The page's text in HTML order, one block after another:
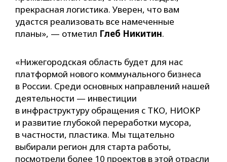
прекрасная логистика. Уверен, что вам
удастся реализовать все намеченные
планы», — отметил Глеб Никитин.
«Нижегородская область будет для нас
платформой нового коммунального бизнеса
в России. Среди основных направлений нашей
деятельности — инвестиции
в инфраструктуру обращения с ТКО, НИОКР
и развитие глубокой переработки мусора,
в частности, пластика. Мы тщательно
выбирали регион для старта работы,
посмотрели более 10 проектов в этой отрасли